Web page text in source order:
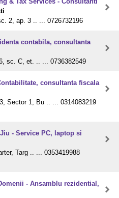
2, ap. 3 .. ... 0726732196
contabila, consultanta
sc. C, et. .. ... 0736382549
consultanta fiscala
Sector 1, Bu .. ... 0314083219
- Service PC, laptop si
Targ .. ... 0353419988
- Ansamblu rezidential,